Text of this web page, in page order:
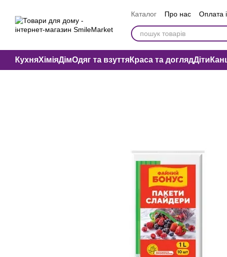
Каталог Про нас Оплата
Вакансії компанії
КухняХіміяДімОдяг та взуттяКраса та доглядДіти